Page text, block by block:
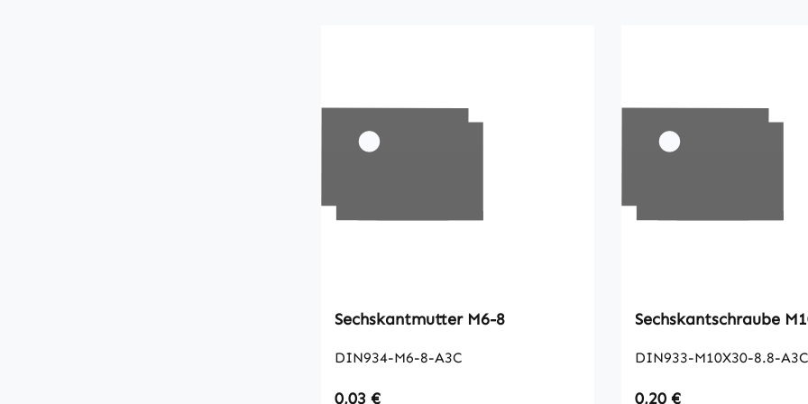
Sechskantmutter M6-8
DIN934-M6-8-A3C
Regulärer Preis:
0,03 €
DIN933-M10X30-8.8-A3C
Regulärer Preis:
0,20 €